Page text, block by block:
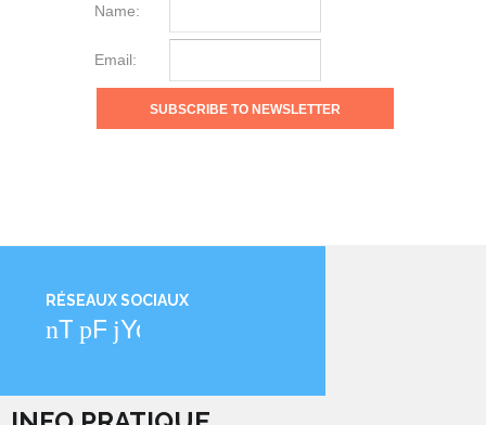
Name:
Email:
RÉSEAUX SOCIAUX
Twitter
Facebook
YouTube